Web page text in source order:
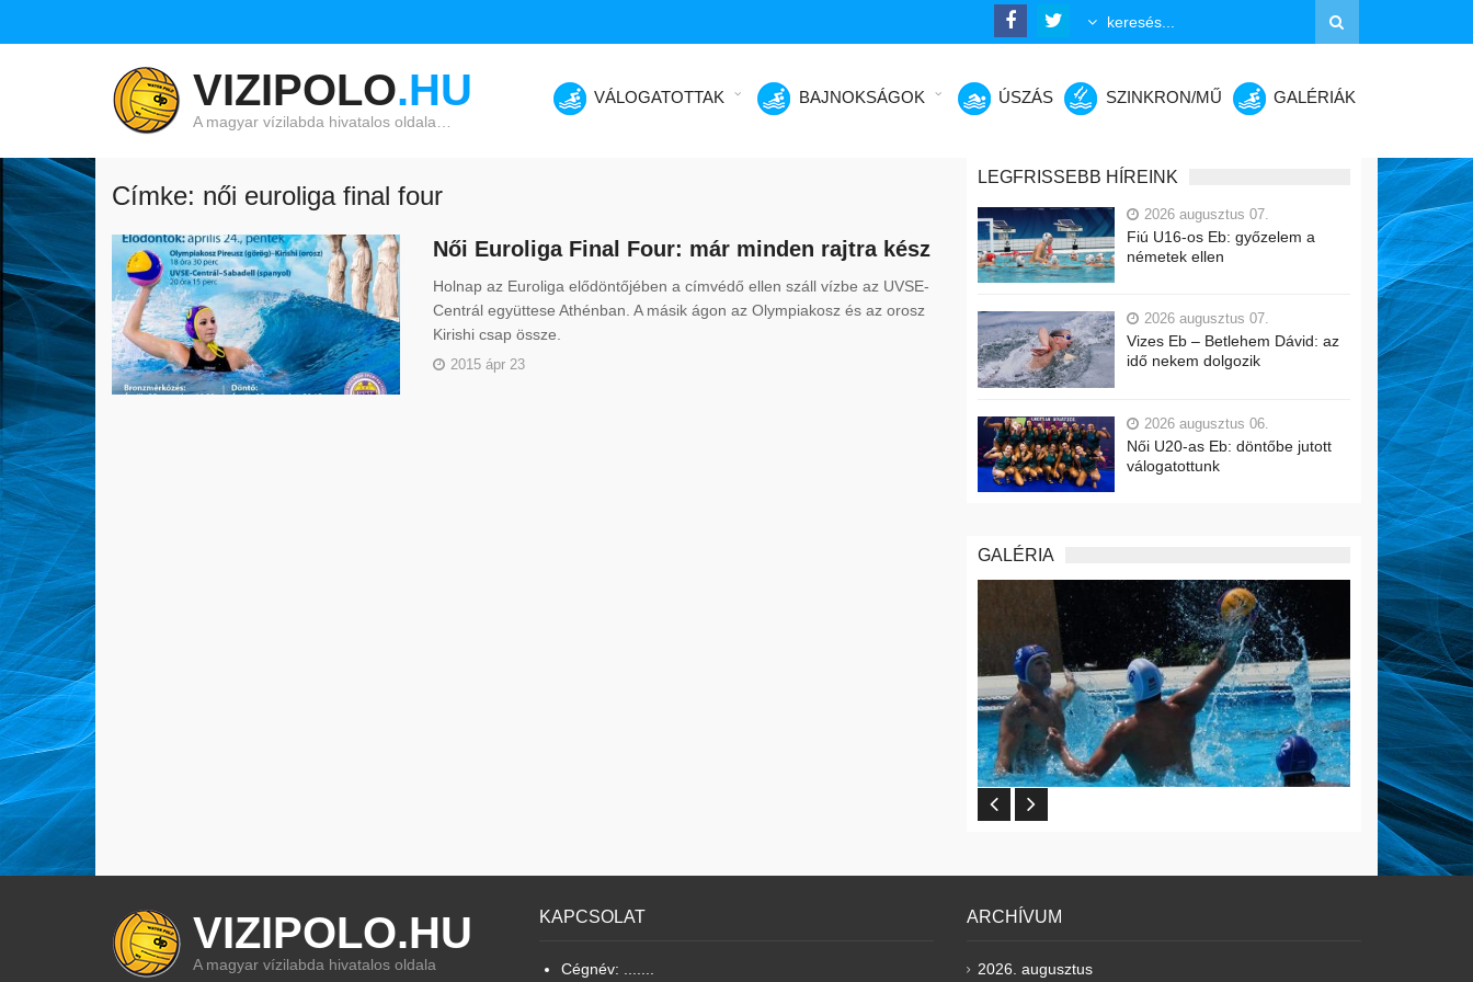
VIZIPOLO.HU
A magyar vízilabda hivatalos oldala…
VÁLOGATOTTAK BAJNOKSÁGOK ÚSZÁS SZINKRON/MŰ GALÉRIÁK
Címke: női euroliga final four
Női Euroliga Final Four: már minden rajtra kész
Holnap az Euroliga elődöntőjében a címvédő ellen száll vízbe az UVSE-
Centrál együttese Athénban. A másik ágon az Olympiakosz és az orosz
Kirishi csap össze.
2015 ápr 23
LEGFRISSEBB HÍREINK
2026 augusztus 07.
Fiú U16-os Eb: győzelem a
németek ellen
2026 augusztus 07.
Vizes Eb – Betlehem Dávid: az
idő nekem dolgozik
2026 augusztus 06.
Női U20-as Eb: döntőbe jutott
válogatottunk
GALÉRIA
VIZIPOLO.HU
A magyar vízilabda hivatalos oldala
KAPCSOLAT
Cégnév: .......
ARCHÍVUM
2026. augusztus